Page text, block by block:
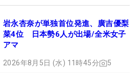
岩永杏奈が単独首位発進、廣吉優梨
菜4位 日本勢6人が出場/全米女子
アマ
2026年8月5日 (水) 11時45分 5